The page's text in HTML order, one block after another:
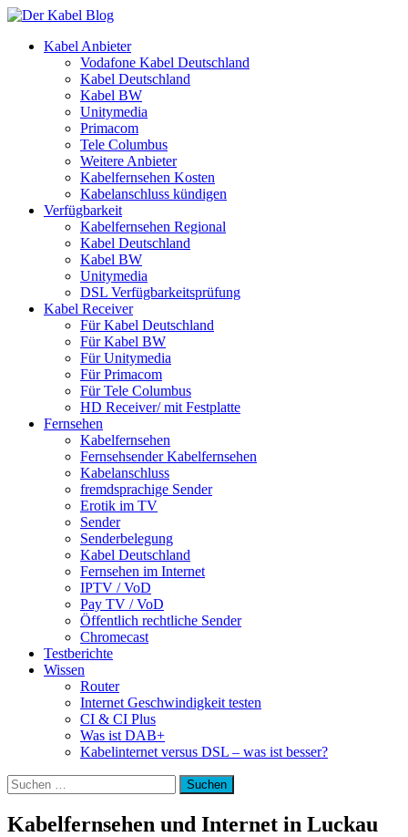
Kabel Anbieter
Vodafone Kabel Deutschland
Kabel Deutschland
Kabel BW
Unitymedia
Primacom
Tele Columbus
Weitere Anbieter
Kabelfernsehen Kosten
Kabelanschluss kündigen
Verfügbarkeit
Kabelfernsehen Regional
Kabel Deutschland
Kabel BW
Unitymedia
DSL Verfügbarkeitsprüfung
Kabel Receiver
Für Kabel Deutschland
Für Kabel BW
Für Unitymedia
Für Primacom
Für Tele Columbus
HD Receiver/ mit Festplatte
Fernsehen
Kabelfernsehen
Fernsehsender Kabelfernsehen
Kabelanschluss
fremdsprachige Sender
Erotik im TV
Sender
Senderbelegung
Kabel Deutschland
Fernsehen im Internet
IPTV / VoD
Pay TV / VoD
Öffentlich rechtliche Sender
Chromecast
Testberichte
Wissen
Router
Internet Geschwindigkeit testen
CI & CI Plus
Was ist DAB+
Kabelinternet versus DSL – was ist besser?
Suchen
nach:
Kabelfernsehen und Internet in Luckau